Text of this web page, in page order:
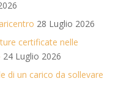
28 Luglio 2026
certificate nelle
24 Luglio 2026
di un carico da sollevare